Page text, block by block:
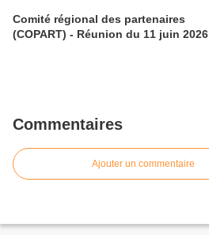
Comité régional des partenaires
(COPART) - Réunion du 11 juin 2026
Commentaires
Ajouter un commentaire